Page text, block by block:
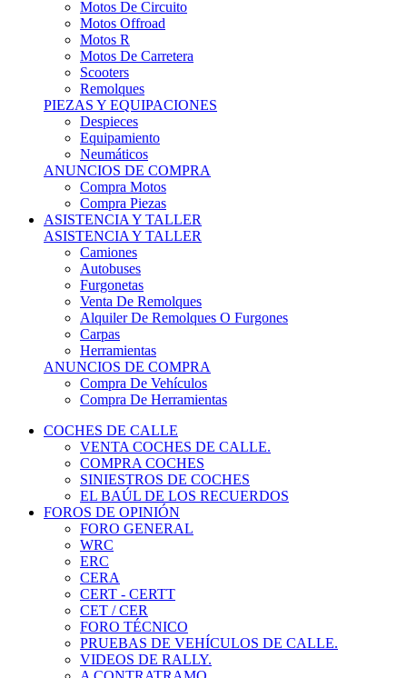
Motos R
Motos De Carretera
Scooters
Remolques
PIEZAS Y EQUIPACIONES
Despieces
Equipamiento
Neumáticos
ANUNCIOS DE COMPRA
Compra Motos
Compra Piezas
ASISTENCIA Y TALLER
ASISTENCIA Y TALLER
Camiones
Autobuses
Furgonetas
Venta De Remolques
Alquiler De Remolques O Furgones
Carpas
Herramientas
ANUNCIOS DE COMPRA
Compra De Vehículos
Compra De Herramientas
COCHES DE CALLE
VENTA COCHES DE CALLE.
COMPRA COCHES
SINIESTROS DE COCHES
EL BAÚL DE LOS RECUERDOS
FOROS DE OPINIÓN
FORO GENERAL
WRC
ERC
CERA
CERT - CERTT
CET / CER
FORO TÉCNICO
PRUEBAS DE VEHÍCULOS DE CALLE.
VIDEOS DE RALLY.
A CONTRATRAMO
TIENDA ONLINE